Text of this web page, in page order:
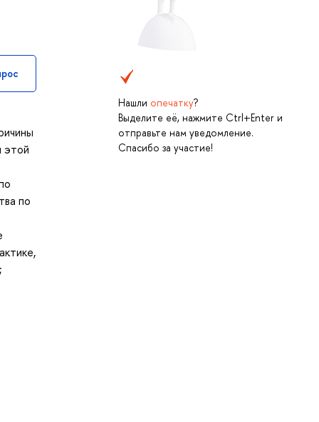
Нашли опечатку?
Выделите её, нажмите Ctrl+Enter и
отправьте нам уведомление.
Спасибо за участие!
этой
по